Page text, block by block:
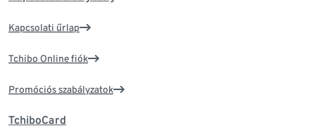
Kapcsolati űrlap
Tchibo Online fiók
Promóciós szabályzatok
TchiboCard